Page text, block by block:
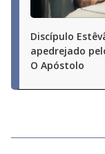
Discípulo
apedrejado
O Apóstolo